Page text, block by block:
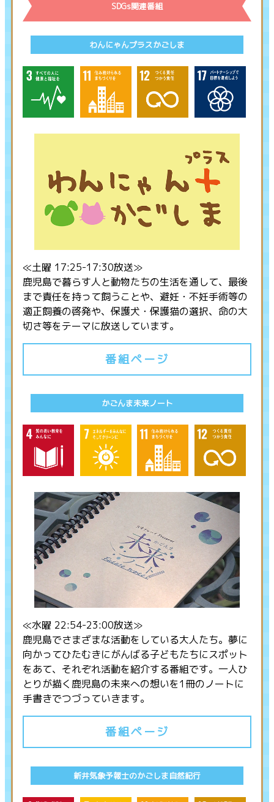
SDGs関連番組
わんにゃんプラスかごしま
≪土曜 17:25-17:30放送≫
鹿児島で暮らす人と動物たちの生活を通して、最後
まで責任を持って飼うことや、避妊・不妊手術等の
適正飼養の啓発や、保護犬・保護猫の選択、命の大
切さ等をテーマに放送しています。
番組ページ
かごんま未来ノート
≪水曜 22:54-23:00放送≫
鹿児島でさまざまな活動をしている大人たち。夢に
向かってひたむきにがんばる子どもたちにスポット
をあて、それぞれ活動を紹介する番組です。一人ひ
とりが描く鹿児島の未来への想いを1冊のノートに
手書きでつづっていきます。
番組ページ
新井気象予報士のかごしま自然紀行